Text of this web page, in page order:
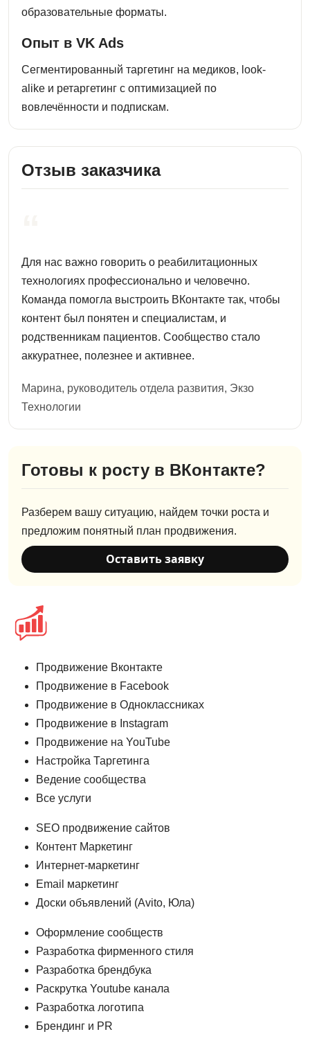
образовательные форматы.
Опыт в VK Ads
Сегментированный таргетинг на медиков, look-
alike и ретаргетинг с оптимизацией по
вовлечённости и подпискам.
Отзыв заказчика
Для нас важно говорить о реабилитационных
технологиях профессионально и человечно.
Команда помогла выстроить ВКонтакте так, чтобы
контент был понятен и специалистам, и
родственникам пациентов. Сообщество стало
аккуратнее, полезнее и активнее.
Марина, руководитель отдела развития, Экзо
Технологии
Готовы к росту в ВКонтакте?
Разберем вашу ситуацию, найдем точки роста и
предложим понятный план продвижения.
Оставить заявку
Продвижение Вконтакте
Продвижение в Facebook
Продвижение в Одноклассниках
Продвижение в Instagram
Продвижение на YouTube
Настройка Таргетинга
Ведение сообщества
Все услуги
SEO продвижение сайтов
Контент Маркетинг
Интернет-маркетинг
Email маркетинг
Доски объявлений (Avito, Юла)
Оформление сообществ
Разработка фирменного стиля
Разработка брендбука
Раскрутка Youtube канала
Разработка логотипа
Брендинг и PR